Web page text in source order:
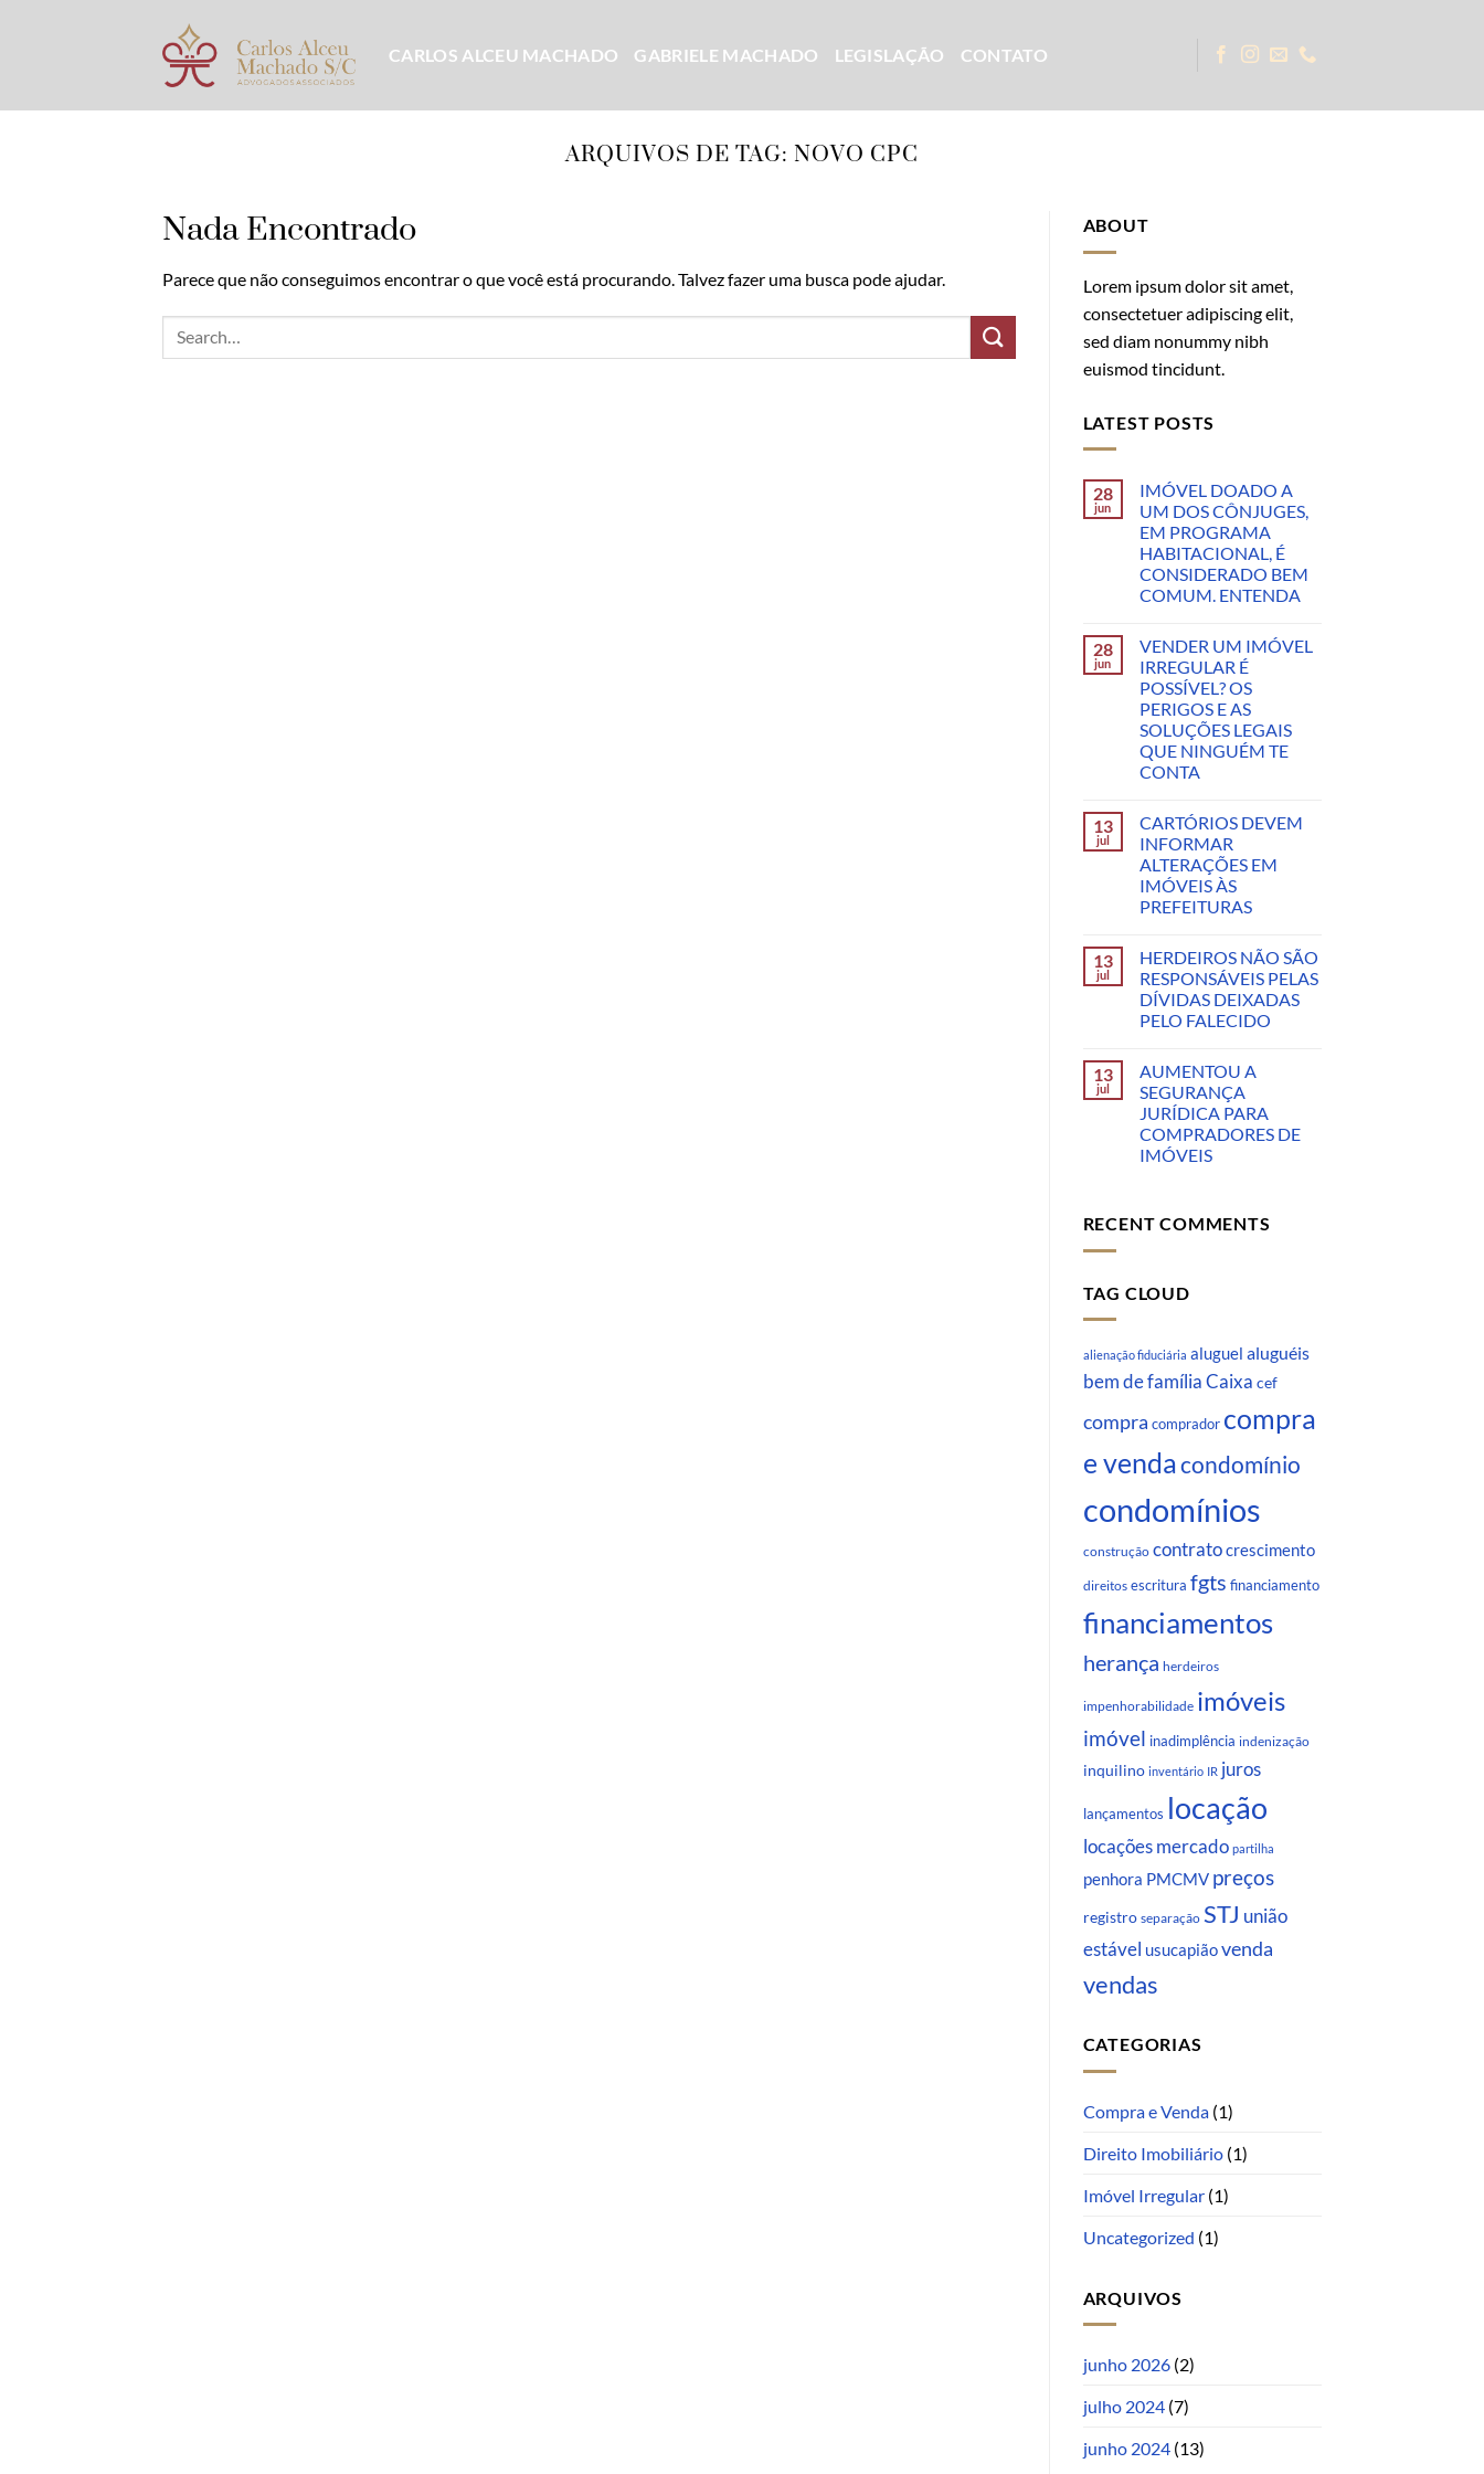
CARLOS ALCEU MACHADO GABRIELE MACHADO LEGISLAÇÃO CONTATO
ARQUIVOS DE TAG:NOVO CPC
Nada Encontrado
Parece que não conseguimos encontrar o que você está procurando. Talvez fazer uma busca pode ajudar.
ABOUT
Lorem ipsum dolor sit amet,
consectetuer adipiscing elit,
sed diam nonummy nibh
euismod tincidunt.
LATEST POSTS
28
jun
IMÓVEL DOADO A
UM DOS CÔNJUGES,
EM PROGRAMA
HABITACIONAL, É
CONSIDERADO BEM
COMUM. ENTENDA
28
jun
VENDER UM IMÓVEL
IRREGULAR É
POSSÍVEL? OS
PERIGOS E AS
SOLUÇÕES LEGAIS
QUE NINGUÉM TE
CONTA
13
jul
CARTÓRIOS DEVEM
INFORMAR
ALTERAÇÕES EM
IMÓVEIS ÀS
PREFEITURAS
13
jul
HERDEIROS NÃO SÃO
RESPONSÁVEIS PELAS
DÍVIDAS DEIXADAS
PELO FALECIDO
13
jul
AUMENTOU A
SEGURANÇA
JURÍDICA PARA
COMPRADORES DE
IMÓVEIS
RECENT COMMENTS
TAG CLOUD
alienação fiduciária aluguel aluguéis
bem de família Caixa cef
compra comprador compra
e vendacondomínio
condomínios
construção contratocrescimento
direitos escritura fgts financiamento
financiamentos
herança herdeiros
impenhorabilidade imóveis
imóvel inadimplência indenização
inquilino inventário IR juros
lançamentos locação
locações mercado partilha
penhora PMCMV preços
registro separação STJ união
estável usucapiãovenda
vendas
CATEGORIAS
Compra e Venda(1)
Direito Imobiliário(1)
Imóvel Irregular(1)
Uncategorized (1)
ARQUIVOS
junho 2026(2)
julho 2024(7)
junho 2024(13)